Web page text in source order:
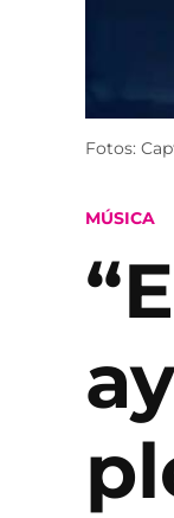
Fotos:
POSTED
MÚSICA